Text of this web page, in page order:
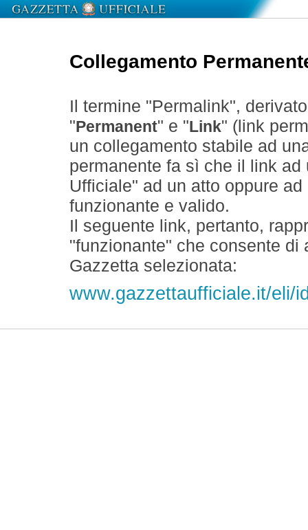
Collegamento
Il termine "Permalink",
" Permanent" e " Link" (link
un collegamento stabile ad
permanente fa sì che il link
Ufficiale" ad un atto oppure
funzionante e valido.
Il seguente link, pertanto,
"funzionante" che consente
Gazzetta selezionata:
www.gazzettaufficiale.it/eli/